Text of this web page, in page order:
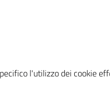
l'utilizzo dei cookie